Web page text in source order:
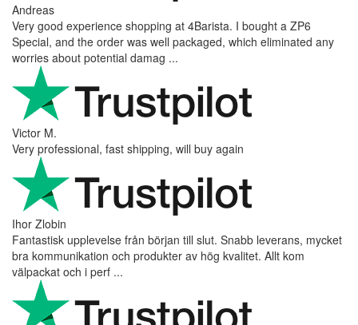
Andreas
Very good experience shopping at 4Barista. I bought a ZP6
Special, and the order was well packaged, which eliminated any
worries about potential damag ...
Victor M.
Very professional, fast shipping, will buy again
Ihor Zlobin
Fantastisk upplevelse från början till slut. Snabb leverans, mycket
bra kommunikation och produkter av hög kvalitet. Allt kom
välpackat och i perf ...